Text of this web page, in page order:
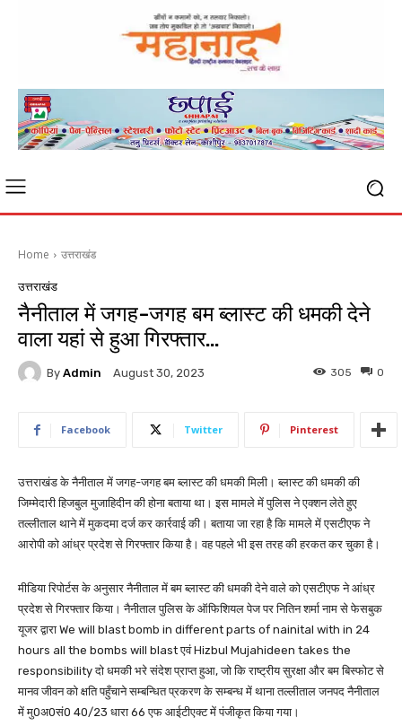
Home उत्तराखंड
उत्तराखंड
नैनीताल में जगह-जगह बम ब्लास्ट की धमकी देने
वाला यहां से हुआ गिरफ्तार…
By Admin August 30, 2023 0
305
Facebook Twitter Pinterest
उत्तराखंड के नैनीताल में जगह-जगह बम ब्लास्ट की धमकी मिली। ब्लास्ट की धमकी की
जिम्मेदारी हिजबुल मुजाहिदीन की होना बताया था। इस मामले में पुलिस ने एक्शन लेते हुए
तल्लीताल थाने में मुकदमा दर्ज कर कार्रवाई की। बताया जा रहा है कि मामले में एसटीएफ ने
आरोपी को आंध्र प्रदेश से गिरफ्तार किया है। वह पहले भी इस तरह की हरकत कर चुका है।
मीडिया रिपोर्टस के अनुसार नैनीताल में बम ब्लास्ट की धमकी देने वाले को एसटीएफ ने आंध्र
प्रदेश से गिरफ्तार किया। नैनीताल पुलिस के ऑफिशियल पेज पर नितिन शर्मा नाम से फेसबुक
यूजर द्वारा We will blast bomb in different parts of nainital with in 24
hours all the bombs will blast एवं Hizbul Mujahideen takes the
responsibility दो धमकी भरे संदेश प्राप्त हुआ, जो कि राष्ट्रीय सुरक्षा और बम बिस्फोट से
मानव जीवन को क्षति पहुँचाने सम्बन्धित प्रकरण के सम्बन्ध में थाना तल्लीताल जनपद नैनीताल
में मु0अ0सं0 40/23 धारा 66 एफ आईटीएक्ट में पंजीकृत किया गया।